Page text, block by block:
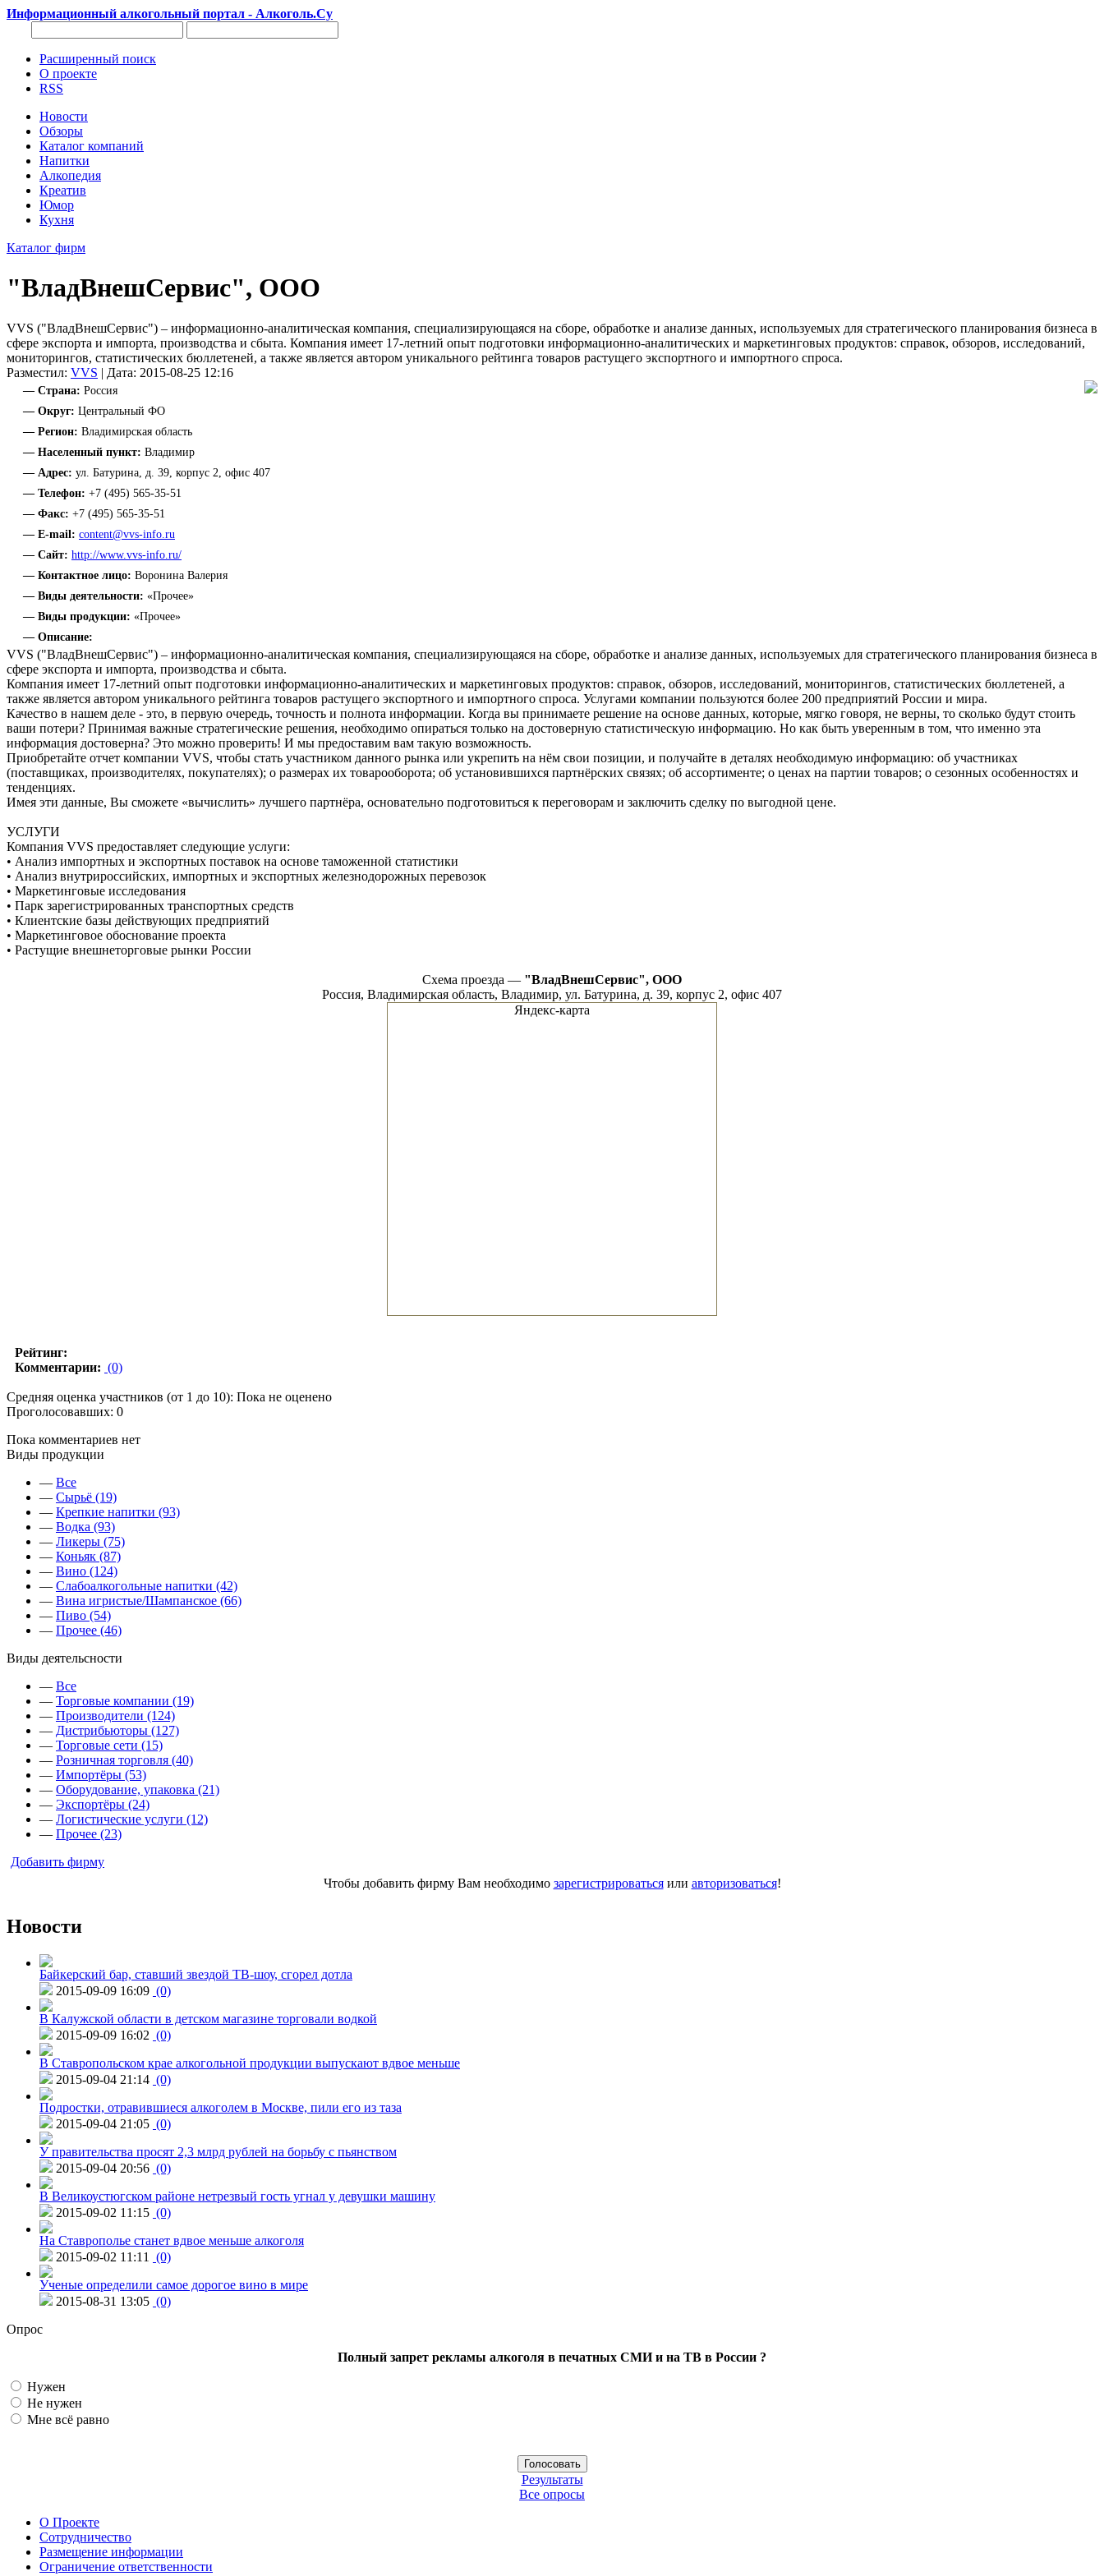
Информационный алкогольный портал - Алкоголь.Су
Расширенный поиск
О проекте
RSS
Новости
Обзоры
Каталог компаний
Напитки
Алкопедия
Креатив
Юмор
Кухня
Каталог фирм
"ВладВнешСервис", ООО
VVS ("ВладВнешСервис") – информационно-аналитическая компания, специализирующаяся на сборе, обработке и анализе данных, используемых для стратегического планирования бизнеса в
сфере экспорта и импорта, производства и сбыта. Компания имеет 17-летний опыт подготовки информационно-аналитических и маркетинговых продуктов: справок, обзоров, исследований,
мониторингов, статистических бюллетеней, а также является автором уникального рейтинга товаров растущего экспортного и импортного спроса.
Разместил: VVS | Дата: 2015-08-25 12:16
— Страна: Россия
— Округ: Центральный ФО
— Регион: Владимирская область
— Населенный пункт: Владимир
— Адрес: ул. Батурина, д. 39, корпус 2, офис 407
— Телефон: +7 (495) 565-35-51
— Факс: +7 (495) 565-35-51
— E-mail: content@vvs-info.ru
— Сайт: http://www.vvs-info.ru/
— Контактное лицо: Воронина Валерия
— Виды деятельности: «Прочее»
— Виды продукции: «Прочее»
— Описание:
VVS ("ВладВнешСервис") – информационно-аналитическая компания, специализирующаяся на сборе, обработке и анализе данных, используемых для стратегического планирования бизнеса в
сфере экспорта и импорта, производства и сбыта.
Компания имеет 17-летний опыт подготовки информационно-аналитических и маркетинговых продуктов: справок, обзоров, исследований, мониторингов, статистических бюллетеней, а
также является автором уникального рейтинга товаров растущего экспортного и импортного спроса. Услугами компании пользуются более 200 предприятий России и мира.
Качество в нашем деле - это, в первую очередь, точность и полнота информации. Когда вы принимаете решение на основе данных, которые, мягко говоря, не верны, то сколько будут стоить
ваши потери? Принимая важные стратегические решения, необходимо опираться только на достоверную статистическую информацию. Но как быть уверенным в том, что именно эта
информация достоверна? Это можно проверить! И мы предоставим вам такую возможность.
Приобретайте отчет компании VVS, чтобы стать участником данного рынка или укрепить на нём свои позиции, и получайте в деталях необходимую информацию: об участниках
(поставщиках, производителях, покупателях); о размерах их товарооборота; об установившихся партнёрских связях; об ассортименте; о ценах на партии товаров; о сезонных особенностях и
тенденциях.
Имея эти данные, Вы сможете «вычислить» лучшего партнёра, основательно подготовиться к переговорам и заключить сделку по выгодной цене.
УСЛУГИ
Компания VVS предоставляет следующие услуги:
• Анализ импортных и экспортных поставок на основе таможенной статистики
• Анализ внутрироссийских, импортных и экспортных железнодорожных перевозок
• Маркетинговые исследования
• Парк зарегистрированных транспортных средств
• Клиентские базы действующих предприятий
• Маркетинговое обоснование проекта
• Растущие внешнеторговые рынки России
Схема проезда — "ВладВнешСервис", ООО
Россия, Владимирская область, Владимир, ул. Батурина, д. 39, корпус 2, офис 407
Яндекс-карта
Рейтинг:
Комментарии: (0)
Средняя оценка участников (от 1 до 10): Пока не оценено
Проголосовавших: 0
Пока комментариев нет
Виды продукции
— Все
— Сырьё (19)
— Крепкие напитки (93)
— Водка (93)
— Ликеры (75)
— Коньяк (87)
— Вино (124)
— Слабоалкогольные напитки (42)
— Вина игристые/Шампанское (66)
— Пиво (54)
— Прочее (46)
Виды деятельсности
— Все
— Торговые компании (19)
— Производители (124)
— Дистрибьюторы (127)
— Торговые сети (15)
— Розничная торговля (40)
— Импортёры (53)
— Оборудование, упаковка (21)
— Экспортёры (24)
— Логистические услуги (12)
— Прочее (23)
Добавить фирму
Чтобы добавить фирму Вам необходимо зарегистрироватьсяили авторизоваться!
Новости
Байкерский бар, ставший звездой ТВ-шоу, сгорел дотла
2015-09-09 16:09 (0)
В Калужской области в детском магазине торговали водкой
2015-09-09 16:02 (0)
В Ставропольском крае алкогольной продукции выпускают вдвое меньше
2015-09-04 21:14 (0)
Подростки, отравившиеся алкоголем в Москве, пили его из таза
2015-09-04 21:05 (0)
У правительства просят 2,3 млрд рублей на борьбу с пьянством
2015-09-04 20:56 (0)
В Великоустюгском районе нетрезвый гость угнал у девушки машину
2015-09-02 11:15 (0)
На Ставрополье станет вдвое меньше алкоголя
2015-09-02 11:11
(0)
Ученые определили самое дорогое вино в мире
2015-08-31 13:05 (0)
Опрос
Полный запрет рекламы алкоголя в печатных СМИ и на ТВ в России ?
Нужен
Не нужен
Мне всё равно
Результаты
Все опросы
О Проекте
Сотрудничество
Размещение информации
Ограничение ответственности